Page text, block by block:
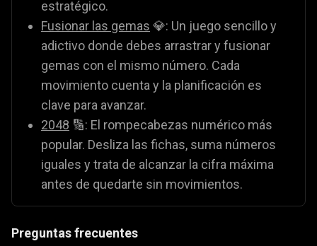
estratégico.
Fusionar las gemas 💎: Un juego sencillo y
adictivo donde debes arrastrar y fusionar
gemas con el mismo número. Cada
movimiento cuenta y la planificación es
clave para avanzar.
2048 🔢: El rompecabezas numérico más
popular. Desliza las fichas, suma números
iguales y trata de alcanzar la cifra máxima
antes de quedarte sin movimientos.
Preguntas frecuentes